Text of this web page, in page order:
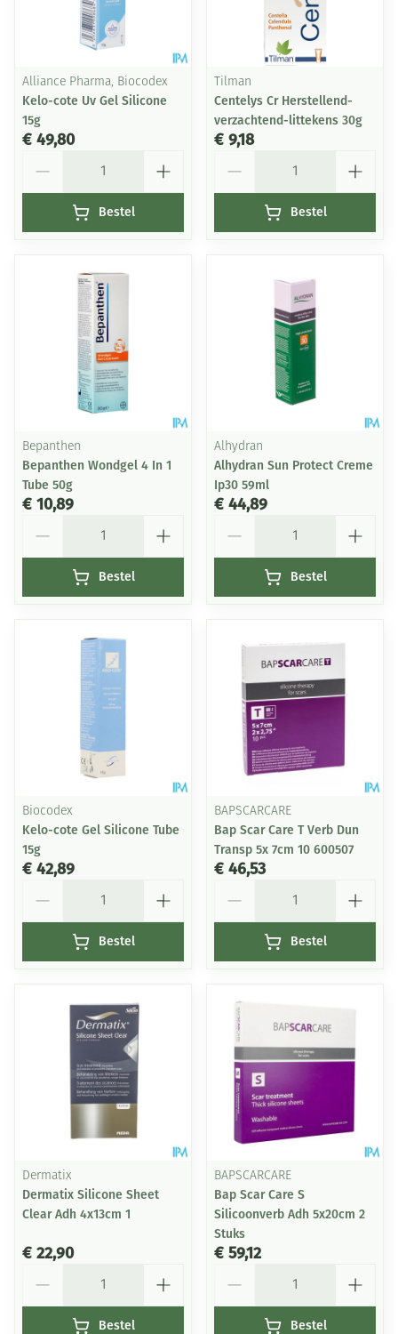
Alliance Pharma, Biocodex
Kelo-cote Uv Gel Silicone
15g
€ 49,80
Bestel
Tilman
Centelys Cr Herstellend-
verzachtend-littekens 30g
€ 9,18
Bestel
Bepanthen
Bepanthen Wondgel 4 In 1
Tube 50g
€ 10,89
Bestel
Alhydran
Alhydran Sun Protect Creme
Ip30 59ml
€ 44,89
Bestel
Biocodex
Kelo-cote Gel Silicone Tube
15g
€ 42,89
Bestel
BAPSCARCARE
Bap Scar Care T Verb Dun
Transp 5x 7cm 10 600507
€ 46,53
Bestel
Dermatix
Dermatix Silicone Sheet
Clear Adh 4x13cm 1
€ 22,90
Bestel
BAPSCARCARE
Bap Scar Care S
Silicoonverb Adh 5x20cm 2
Stuks
€ 59,12
Bestel